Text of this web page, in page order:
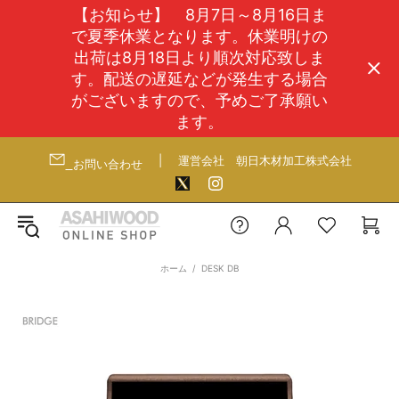
【お知らせ】 8月7日～8月16日ま
で夏季休業となります。休業明けの
出荷は8月18日より順次対応致しま
す。配送の遅延などが発生する場合
がございますので、予めご了承願い
ます。
お問い合わせ 運営会社 朝日木材加工株式会社
ホーム DESK DB